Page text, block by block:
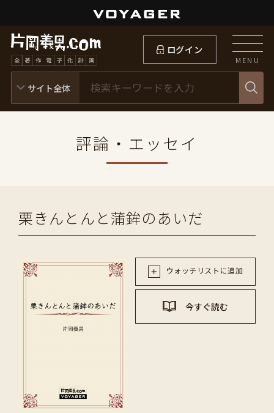
ログイン
MENU
評論・エッセイ
栗きんとんと蒲鉾のあいだ
ウォッチリストに追加
今すぐ読む